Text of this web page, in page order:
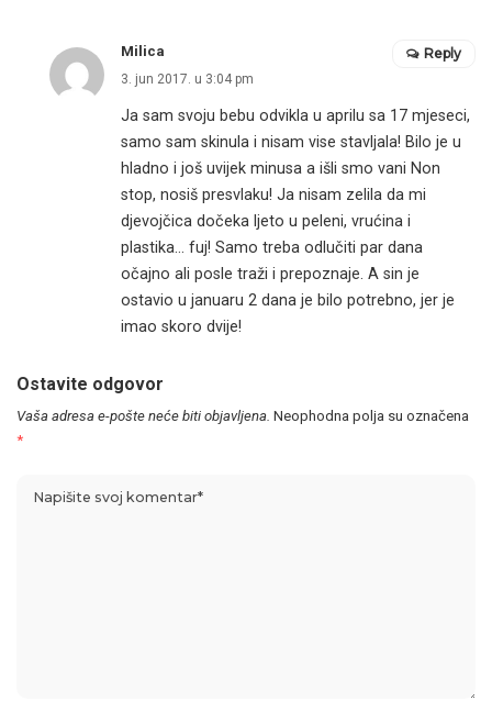
Milica
3. jun 2017. u 3:04 pm
Ja sam svoju bebu odvikla u aprilu sa 17 mjeseci,
samo sam skinula i nisam vise stavljala! Bilo je u
hladno i još uvijek minusa a išli smo vani Non
stop, nosiš presvlaku! Ja nisam zelila da mi
djevojčica dočeka ljeto u peleni, vrućina i
plastika… fuj! Samo treba odlučiti par dana
očajno ali posle traži i prepoznaje. A sin je
ostavio u januaru 2 dana je bilo potrebno, jer je
imao skoro dvije!
Reply
Ostavite odgovor
Vaša adresa e-pošte neće biti objavljena. Neophodna polja su označena
*